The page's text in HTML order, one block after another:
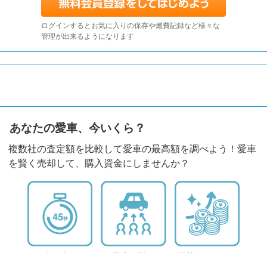
ログインするとお気に入りの保存や燃費記録など様々な
管理が出来るようになります
あなたの愛車、今いくら？
複数社の査定額を比較して愛車の最高額を調べよう！愛車
を賢く売却して、購入資金にしませんか？